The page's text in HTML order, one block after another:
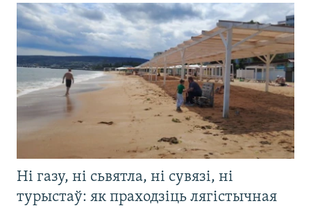
Ні газу, ні сьвятла, ні сувязі, ні
турыстаў: як праходзіць лягістычная